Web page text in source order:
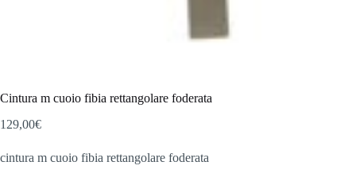
Cintura m cuoio fibia rettangolare foderata
129,00€
cintura m cuoio fibia rettangolare foderata